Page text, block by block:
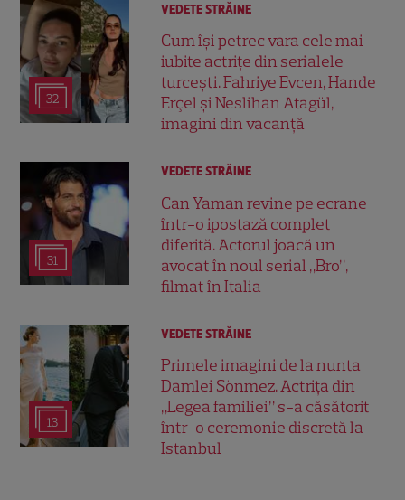
32
VEDETE STRĂINE
Cum își petrec vara cele mai
iubite actrițe din serialele
turcești. Fahriye Evcen, Hande
Erçel și Neslihan Atagül,
imagini din vacanță
31
VEDETE STRĂINE
Can Yaman revine pe ecrane
într-o ipostază complet
diferită. Actorul joacă un
avocat în noul serial „Bro”,
filmat în Italia
13
VEDETE STRĂINE
Primele imagini de la nunta
Damlei Sönmez. Actrița din
„Legea familiei” s-a căsătorit
într-o ceremonie discretă la
Istanbul